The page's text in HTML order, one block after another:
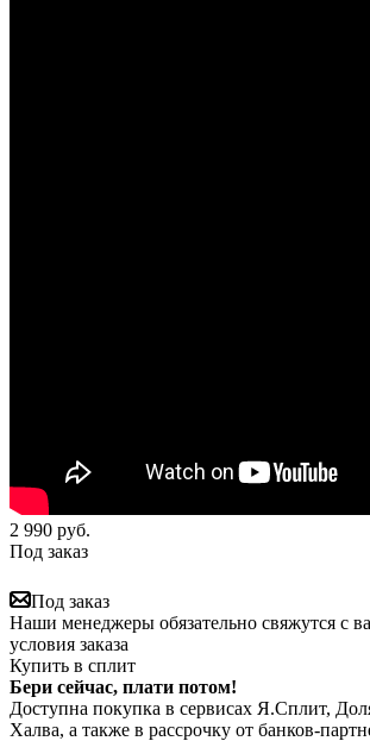
2 990 руб.
Под заказ
Под заказ
Наши менеджеры обязательно свяжутся с
условия заказа
Купить в сплит
Бери сейчас, плати потом!
Доступна покупка в сервисах Я.Сплит,
Халва, а также в рассрочку от банков-